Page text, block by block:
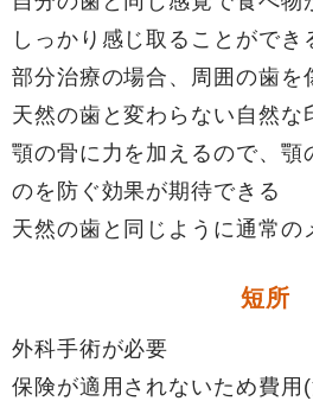
しっかり感じ取ることができ
部分治療の場合、周囲の歯を
天然の歯と変わらない自然な
顎の骨に力を加えるので、顎
のを防ぐ効果が期待できる
天然の歯と同じように通常の
短所
外科手術が必要
保険が適用されないため費用